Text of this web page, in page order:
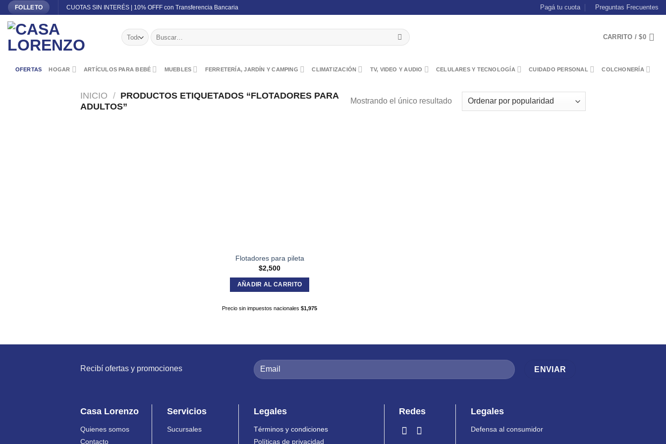
Skip
content
FOLLETO CUOTAS SIN INTERÉS | 10% OFFF con Transferencia Bancaria Pagá tu cuota Preguntas Frecuentes
Buscar
por:
CARRITO /$0
OFERTAS HOGAR ARTÍCULOS PARA BEBÉ MUEBLES FERRETERÍA, JARDÍN Y CAMPING CLIMATIZACIÓN TV, VIDEO Y AUDIO CELULARES Y TECNOLOGÍA CUIDADO PERSONAL COLCHONERÍA
INICIO / PRODUCTOS ETIQUETADOS “FLOTADORES PARA
ADULTOS”
Mostrando el único resultado
Flotadores para pileta
$2,500
AÑADIR AL CARRITO
Precio sin impuestos nacionales$1,975
Recibí ofertas y promociones
Casa Lorenzo
Quienes somos
Contacto
Servicios
Sucursales
Legales
Términos y condiciones
Políticas de privacidad
Redes Legales
Defensa al consumidor